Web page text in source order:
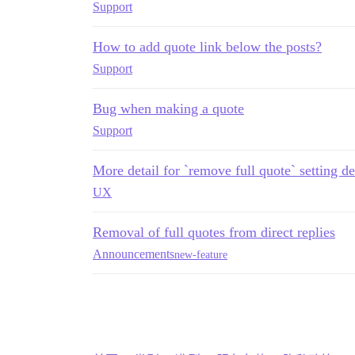
Support
How to add quote link below the posts?
Support
Bug when making a quote
Support
More detail for `remove full quote` setting
UX
Removal of full quotes from direct replies
Announcementsnew-feature